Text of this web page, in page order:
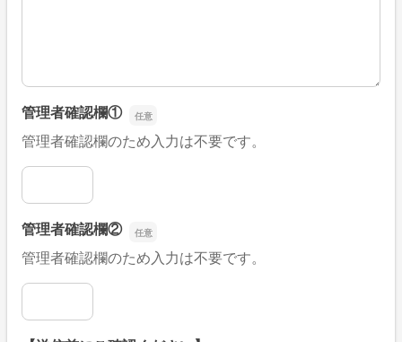
管理者確認欄①
管理者確認欄のため入力は不要です。
管理者確認欄①
管理者確認欄②
管理者確認欄のため入力は不要です。
管理者確認欄②